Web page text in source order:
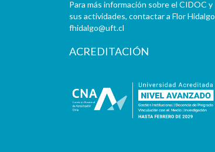
Para más información sobre el CIDOC y
sus actividades, contactar a Flor Hidalgo
fhidalgo@uft.cl
ACREDITACIÓN